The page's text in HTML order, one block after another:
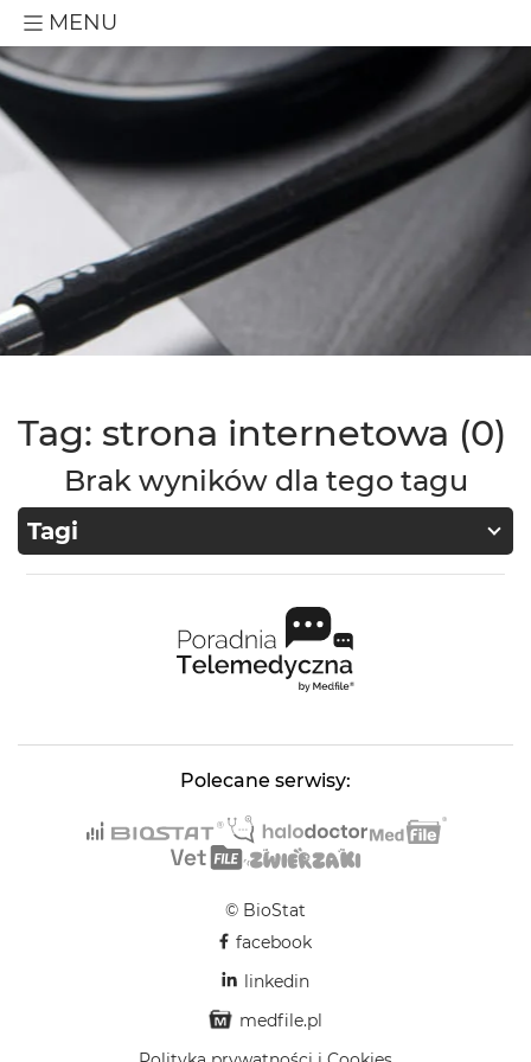
MENU
Tag: strona internetowa (0)
Brak wyników dla tego tagu
Tagi
Polecane serwisy:
© BioStat
facebook
linkedin
medfile.pl